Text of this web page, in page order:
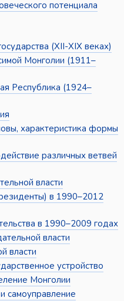
потенциала
(XII-XIX веках)
Монголии (1911–
Республика (1924–
характеристика формы
различных ветвей
власти
в 1990–2012
в 1990–2009 годах
власти
власти
устройство
Монголии
самоуправление